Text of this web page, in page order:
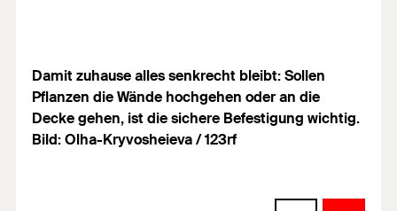
Damit zuhause alles senkrecht bleibt: Sollen
Pflanzen die Wände hochgehen oder an die
Decke gehen, ist die sichere Befestigung wichtig.
Bild: Olha-Kryvosheieva / 123rf